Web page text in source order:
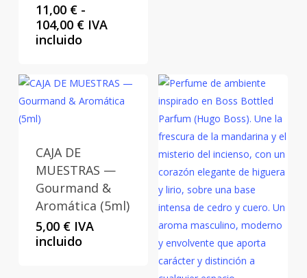
11,00 € -
104,00 €Rango
11,00 €
hasta
IVA
incluido
CAJA DE
MUESTRAS —
Gourmand &
Aromática (5ml)
5,00 € IVA
incluido